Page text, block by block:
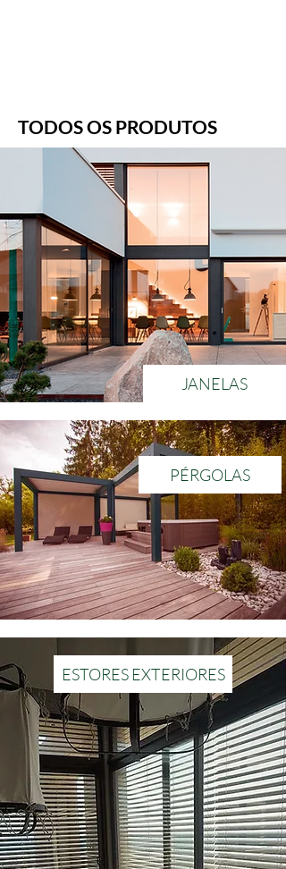
TODOS OS PRODUTOS
JANELAS
PÉRGOLAS
ESTORES EXTERIORES